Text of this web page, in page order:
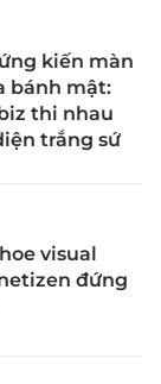
kiến màn
bánh mật:
thi nhau
trắng sứ
visual
đứng